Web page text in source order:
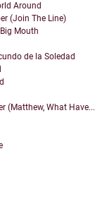
Around
(Join The Line)
Mouth
de la Soledad
(Matthew, What Have...